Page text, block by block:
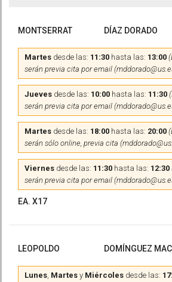
MONTSERRAT DÍAZ DORADO
Martes desde las: 11:30 hasta las: 13:00
serán previa cita por email
Jueves desde las: 10:00 hasta las: 11:30
serán previa cita por email
Martes desde las: 18:00 hasta las: 20:00
serán sólo online, previa cita
Viernes desde las: 11:30 hasta las: 12:30
serán previa cita por email
EA. X17
LEOPOLDO DOMÍNGUEZ
Lunes, Martes y Miércoles desde las: